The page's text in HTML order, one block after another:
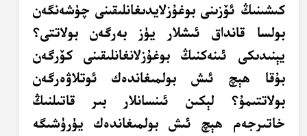
كىشىنىڭ ئۆزىنى بوغۇزلايدىغانلىقىنى چۈشەنگەن
بولسا قانداق ئىشلار يۈز بەرگەن بولاتتى؟
يېنىدىكى ئىنەكنىڭ بوغۇزلانغانلىقىنى كۆرگەن
بۇقا ھېچ ئىش بولمىغاندەك ئوتلاۋەرگەن
بولاتتىمۇ؟ لېكىن ئىنسانلار بىر قاتىلنىڭ
خاتىرجەم ھېچ ئىش بولمىغاندەك يۈرۈشىگە